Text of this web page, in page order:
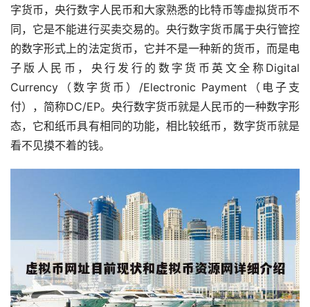
字货币，央行数字人民币和大家熟悉的比特币等虚拟货币不
同，它是不能进行买卖交易的。央行数字货币属于央行管控
的数字形式上的法定货币，它并不是一种新的货币，而是电
子版人民币，央行发行的数字货币英文全称Digital
Currency（数字货币）/Electronic Payment（电子支
付），简称DC/EP。央行数字货币就是人民币的一种数字形
态，它和纸币具有相同的功能，相比较纸币，数字货币就是
看不见摸不着的钱。